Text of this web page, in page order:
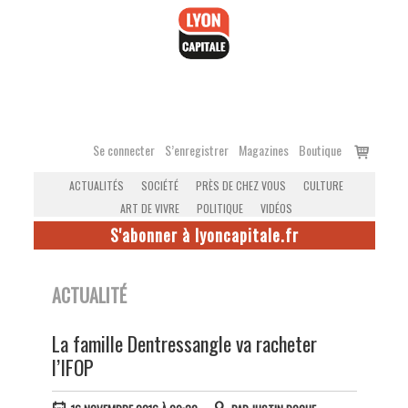
Se connecter S’enregistrer Magazines Boutique
Voir
ACTUALITÉS SOCIÉTÉ PRÈS DE CHEZ VOUS
CULTURE
ART DE VIVRE
POLITIQUE VIDÉOS
S'abonner à lyoncapitale.fr
ACTUALITÉ
La famille Dentressangle va racheter
l’IFOP